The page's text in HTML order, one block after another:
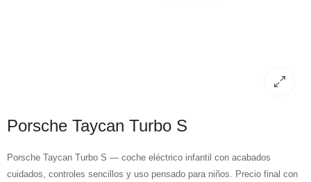
Porsche Taycan Turbo S
Porsche Taycan Turbo S — coche eléctrico infantil con acabados
cuidados, controles sencillos y uso pensado para niños. Precio final con